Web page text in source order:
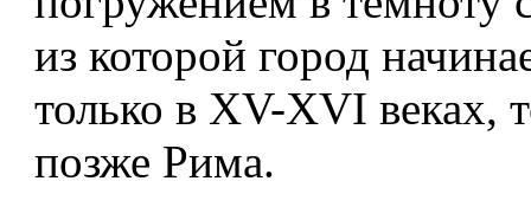
из которой город
только в XV-XVI веках,
позже Рима.